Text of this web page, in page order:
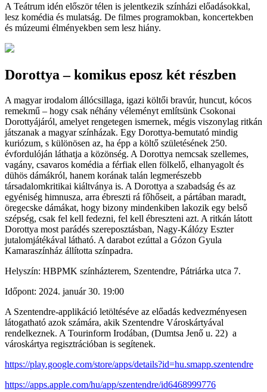
A Teátrum idén először télen is jelentkezik színházi előadásokkal,
lesz komédia és mulatság. De filmes programokban, koncertekben
és múzeumi élményekben sem lesz hiány.
Dorottya – komikus eposz két részben
A magyar irodalom állócsillaga, igazi költői bravúr, huncut, kócos
remekmű – hogy csak néhány véleményt említsünk Csokonai
Dorottyájáról, amelyet rengetegen ismernek, mégis viszonylag ritkán
játszanak a magyar színházak. Egy Dorottya-bemutató mindig
kuriózum, s különösen az, ha épp a költő születésének 250.
évfordulóján láthatja a közönség. A Dorottya nemcsak szellemes,
vagány, csavaros komédia a férfiak ellen fölkelő, elhanyagolt és
dühös dámákról, hanem korának talán legmerészebb
társadalomkritikai kiáltványa is. A Dorottya a szabadság és az
egyéniség himnusza, arra ébreszti rá főhőseit, a pártában maradt,
öregecske dámákat, hogy bizony mindenkiben lakozik egy belső
szépség, csak fel kell fedezni, fel kell ébreszteni azt. A ritkán látott
Dorottya most parádés szereposztásban, Nagy-Kálózy Eszter
jutalomjátékával látható. A darabot ezúttal a Gózon Gyula
Kamaraszínház állította színpadra.
Helyszín: HBPMK színházterem, Szentendre, Pátriárka utca 7.
Időpont: 2024. január 30. 19:00
A Szentendre-applikáció letöltéséve az előadás kedvezményesen
látogatható azok számára, akik Szentendre Városkártyával
rendelkeznek. A Tourinform Irodában, (Dumtsa Jenő u. 22) a
városkártya regisztrációban is segítenek.
https://play.google.com/store/apps/details?id=hu.smapp.szentendre
https://apps.apple.com/hu/app/szentendre/id6468999776